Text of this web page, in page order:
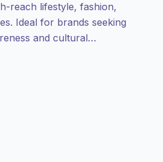
reach lifestyle, fashion,
Ideal for brands seeking
and cultural